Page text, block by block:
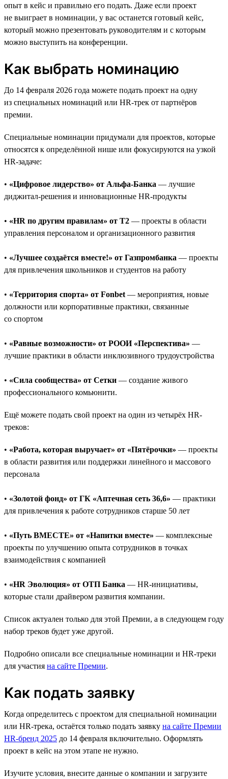
опыт в кейс и правильно его подать. Даже если проект
не выиграет в номинации, у вас останется готовый кейс,
который можно презентовать руководителям и с которым
можно выступить на конференции.
Как выбрать номинацию
До 14 февраля 2026 года можете подать проект на одну
из специальных номинаций или HR-трек от партнёров
премии.
Специальные номинации придумали для проектов, которые
относятся к определённой нише или фокусируются на узкой
HR-задаче:
• «Цифровое лидерство» от Альфа-Банка — лучшие
диджитал-решения и инновационные HR-продукты
• «HR по другим правилам» от T2 — проекты в области
управления персоналом и организационного развития
• «Лучшее создаётся вместе!» от Газпромбанка — проекты
для привлечения школьников и студентов на работу
• «Территория спорта» от Fonbet — мероприятия, новые
должности или корпоративные практики, связанные
со спортом
• «Равные возможности» от РООИ «Перспектива» —
лучшие практики в области инклюзивного трудоустройства
• «Сила сообщества» от Сетки — создание живого
профессионального комьюнити.
Ещё можете подать свой проект на один из четырёх HR-
треков:
• «Работа, которая выручает» от «Пятёрочки» — проекты
в области развития или поддержки линейного и массового
персонала
• «Золотой фонд» от ГК «Аптечная сеть 36,6» — практики
для привлечения к работе сотрудников старше 50 лет
• «Путь ВМЕСТЕ» от «Напитки вместе» — комплексные
проекты по улучшению опыта сотрудников в точках
взаимодействия с компанией
• «HR Эволюция» от ОТП Банка — HR-инициативы,
которые стали драйвером развития компании.
Список актуален только для этой Премии, а в следующем году
набор треков будет уже другой.
Подробно описали все специальные номинации и HR-треки
для участия на сайте Премии.
Как подать заявку
Когда определитесь с проектом для специальной номинации
или HR-трека, остаётся только подать заявку на сайте Премии
HR-бренд 2025 до 14 февраля включительно. Оформлять
проект в кейс на этом этапе не нужно.
Изучите условия, внесите данные о компании и загрузите